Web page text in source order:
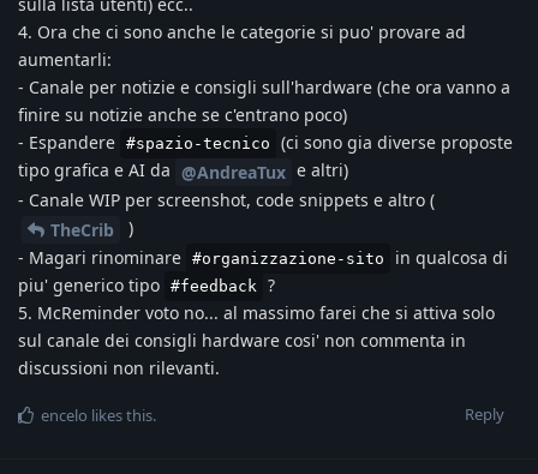
4. Ora che ci sono anche le categorie si puo' provare ad
aumentarli:
- Canale per notizie e consigli sull'hardware (che ora vanno a
finire su notizie anche se c'entrano poco)
- Espandere #spazio-tecnico
(ci sono gia diverse proposte
tipo grafica e AI da @AndreaTux e altri)
- Canale WIP per screenshot, code snippets e altro (
TheCrib
)
- Magari rinominare #organizzazione-sito
in qualcosa di
piu' generico tipo #feedback
?
5. McReminder voto no... al massimo farei che si attiva solo
sul canale dei consigli hardware cosi' non commenta in
discussioni non rilevanti.
Reply
encelo likes this.